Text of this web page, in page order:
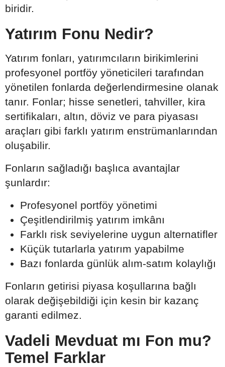
biridir.
Yatırım Fonu Nedir?
Yatırım fonları, yatırımcıların birikimlerini
profesyonel portföy yöneticileri tarafından
yönetilen fonlarda değerlendirmesine olanak
tanır. Fonlar; hisse senetleri, tahviller, kira
sertifikaları, altın, döviz ve para piyasası
araçları gibi farklı yatırım enstrümanlarından
oluşabilir.
Fonların sağladığı başlıca avantajlar
şunlardır:
Profesyonel portföy yönetimi
Çeşitlendirilmiş yatırım imkânı
Farklı risk seviyelerine uygun alternatifler
Küçük tutarlarla yatırım yapabilme
Bazı fonlarda günlük alım-satım kolaylığı
Fonların getirisi piyasa koşullarına bağlı
olarak değişebildiği için kesin bir kazanç
garanti edilmez.
Vadeli Mevduat mı Fon mu?
Temel Farklar